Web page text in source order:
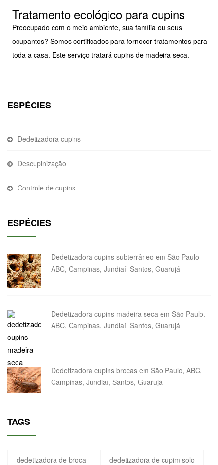
Tratamento ecológico para cupins
Preocupado com o meio ambiente, sua família ou seus
ocupantes? Somos certificados para fornecer tratamentos para
toda a casa. Este serviço tratará cupins de madeira seca.
ESPÉCIES
Dedetizadora cupins
Descupinização
Controle de cupins
ESPÉCIES
Dedetizadora cupins subterrâneo em São Paulo,
ABC, Campinas, Jundiaí, Santos, Guarujá
Dedetizadora cupins madeira seca em São Paulo,
ABC, Campinas, Jundiaí, Santos, Guarujá
Dedetizadora cupins brocas em São Paulo, ABC,
Campinas, Jundiaí, Santos, Guarujá
TAGS
dedetizadora de broca dedetizadora de cupim solo